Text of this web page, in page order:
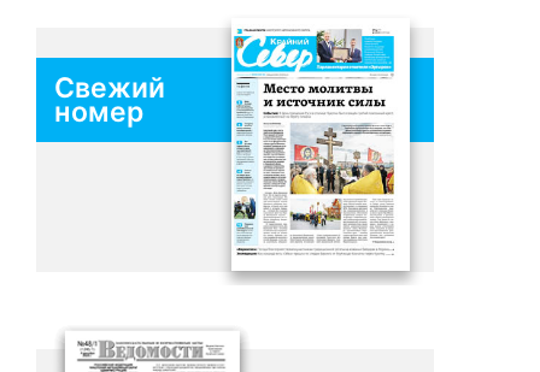
Свежий
номер